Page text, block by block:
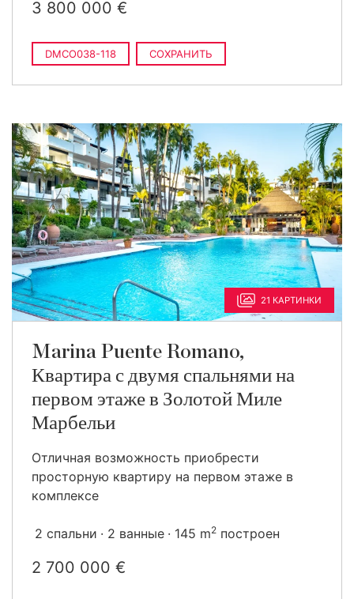
3 800 000 €
DMCO038-118 СОХРАНИТЬ
21 КАРТИНКИ
Marina Puente Romano,
Квартира с двумя спальнями на
первом этаже в Золотой Миле
Марбельи
Отличная возможность приобрести
просторную квартиру на первом этаже в
комплексе
2 спальни 2 ванные 145 m2 построен
2 700 000 €